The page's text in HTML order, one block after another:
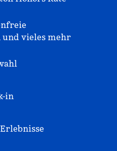
und vieles mehr
in